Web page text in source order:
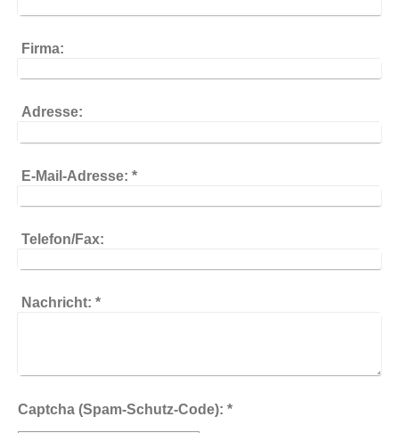
Firma:
Adresse:
E-Mail-Adresse: *
Telefon/Fax:
Nachricht: *
Captcha (Spam-Schutz-Code): *